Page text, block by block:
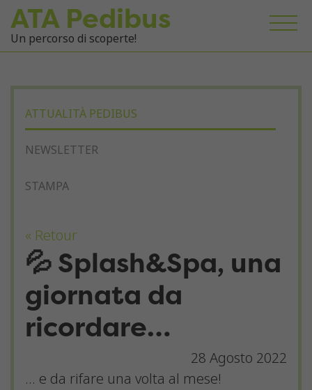
ATA Pedibus
Un percorso di scoperte!
ATTUALITÀ PEDIBUS
NEWSLETTER
STAMPA
« Retour
💦 Splash&Spa, una
giornata da
ricordare…
28 Agosto 2022
… e da rifare una volta al mese!